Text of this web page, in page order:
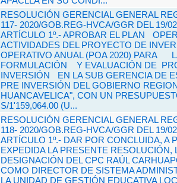
RESOLUCIÓN GERENCIAL GENERAL
117- 2020/GOB.REG-HVCA/GGR DEL 19/
ARTÍCULO 1º.- APROBAR EL PLAN
ACTIVIDADES DEL PROYECTO DE
OPERATIVO ANUAL (POA 2020) PARA
FORMULACIÓN
Y EVALUACIÓN DE
INVERSIÓN
EN LA SUB GERENCIA DE
PRE INVERSIÓN DEL GOBIERNO
HUANCAVELICA", CON UN
S/1'159,064.00 (U...
RESOLUCIÓN GERENCIAL GENERAL
118- 2020/GOB.REG-HVCA/GGR DEL 19/
ARTÍCULO 1º.- DAR POR CONCLUIDA, A
EXPEDIDA LA PRESENTE RESOLUCIÓN,
DESIGNACIÓN DEL CPC RAÚL
COMO DIRECTOR DE SISTEMA
LA UNIDAD DE GESTIÓN EDUCATIVA